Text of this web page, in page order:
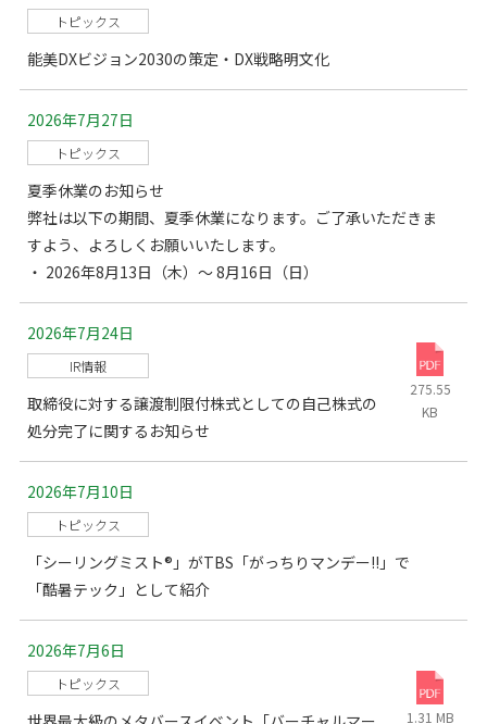
トピックス
能美DXビジョン2030の策定・DX戦略明文化
2026年7月27日
トピックス
夏季休業のお知らせ
弊社は以下の期間、夏季休業になります。ご了承いただきま
すよう、よろしくお願いいたします。
・ 2026年8月13日（木）～ 8月16日（日）
2026年7月24日
IR情報
取締役に対する譲渡制限付株式としての自己株式の
処分完了に関するお知らせ
275.55
KB
2026年7月10日
トピックス
「シーリングミスト®」がTBS「がっちりマンデー!!」で
「酷暑テック」として紹介
2026年7月6日
トピックス
1.31 MB